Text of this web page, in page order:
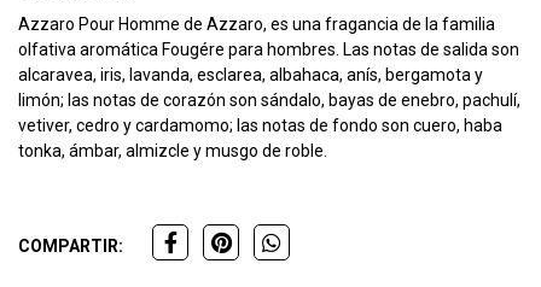
Azzaro Pour Homme de Azzaro, es una fragancia de la familia
olfativa aromática Fougére para hombres. Las notas de salida son
alcaravea, iris, lavanda, esclarea, albahaca, anís, bergamota y
limón; las notas de corazón son sándalo, bayas de enebro, pachulí,
vetiver, cedro y cardamomo; las notas de fondo son cuero, haba
tonka, ámbar, almizcle y musgo de roble.
COMPARTIR: